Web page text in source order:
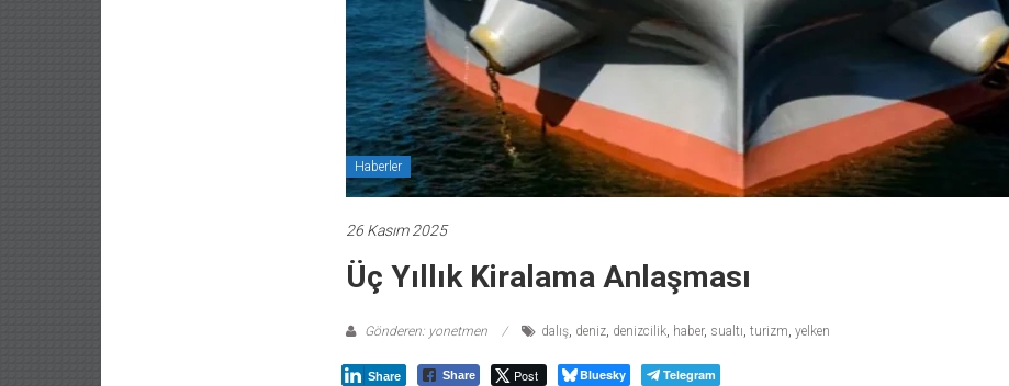
Haberler
26 Kasım 2025
Üç Yıllık Kiralama Anlaşması
Gönderen: yonetmen dalış, deniz, denizcilik, haber, sualtı, turizm, yelken
Share Share Post Bluesky Telegram